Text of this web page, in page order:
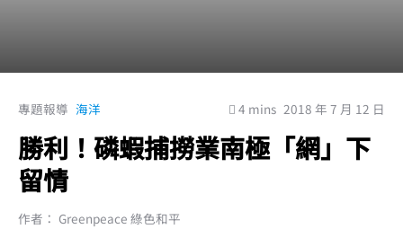
專題報導 海洋 4 mins 2018 年 7 月 12 日
勝利！磷蝦捕撈業南極「網」下
留情
作者： Greenpeace 綠色和平